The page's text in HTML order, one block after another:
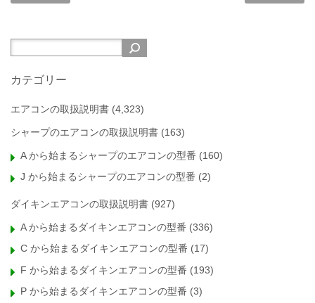
カテゴリー
エアコンの取扱説明書 (4,323)
シャープのエアコンの取扱説明書 (163)
A から始まるシャープのエアコンの型番 (160)
J から始まるシャープのエアコンの型番 (2)
ダイキンエアコンの取扱説明書 (927)
A から始まるダイキンエアコンの型番 (336)
C から始まるダイキンエアコンの型番 (17)
F から始まるダイキンエアコンの型番 (193)
P から始まるダイキンエアコンの型番 (3)